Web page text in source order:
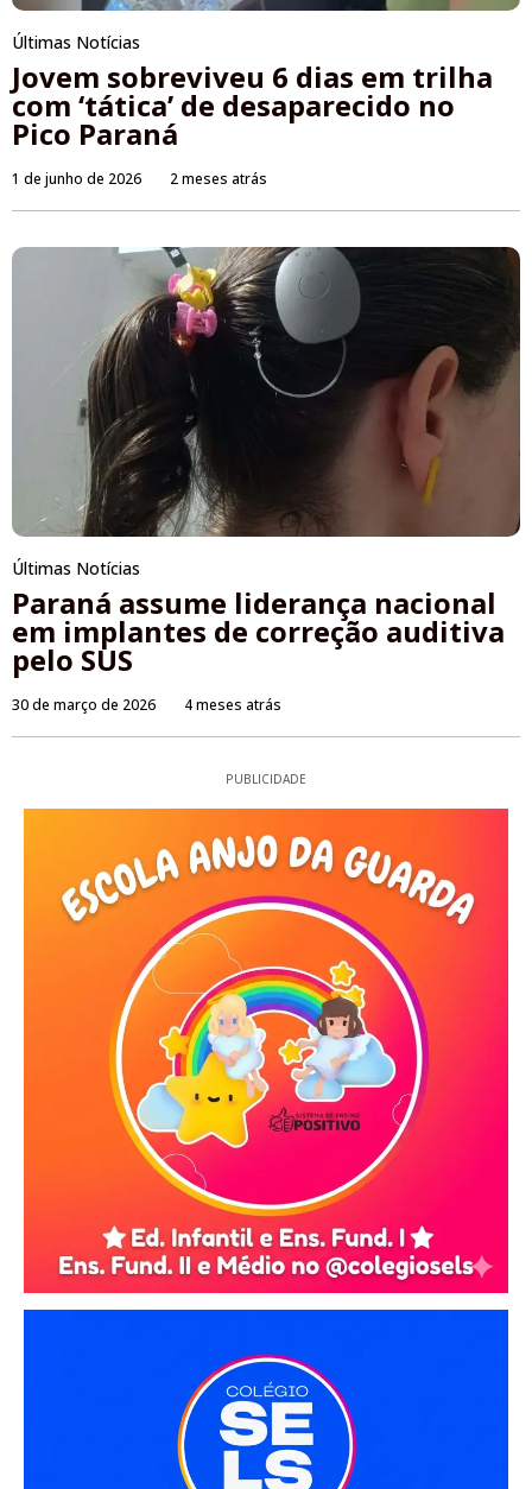
Últimas Notícias
Jovem sobreviveu 6 dias em trilha
com ‘tática’ de desaparecido no
Pico Paraná
1 de junho de 2026 2 meses atrás
Últimas Notícias
Paraná assume liderança nacional
em implantes de correção auditiva
pelo SUS
30 de março de 2026 4 meses atrás
PUBLICIDADE